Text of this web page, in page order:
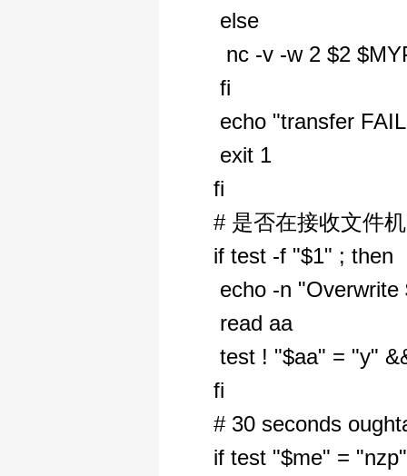
else
nc -v -w 2 $2
fi
echo "transfer
exit 1
fi
# 是否在接收文件
if test -f "$1" ; then
echo -n "Overwrite
read aa
test ! "$aa" = "y"
fi
# 30 seconds
if test "$me" =